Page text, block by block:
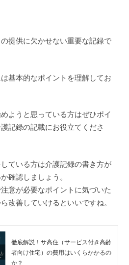
提供に欠かせない重要な記録で
基本的なポイントを理解してお
ようと思っている方はぜひポイ
記録の記載にお役立てくださ
ている方は介護記録の書き方が
確認しましょう。
意が必要なポイントに気づいた
改善していけるといいですね。
徹底解説！サ高住（サービス付き高齢
者向け住宅）の費用はいくらかかるの
か？